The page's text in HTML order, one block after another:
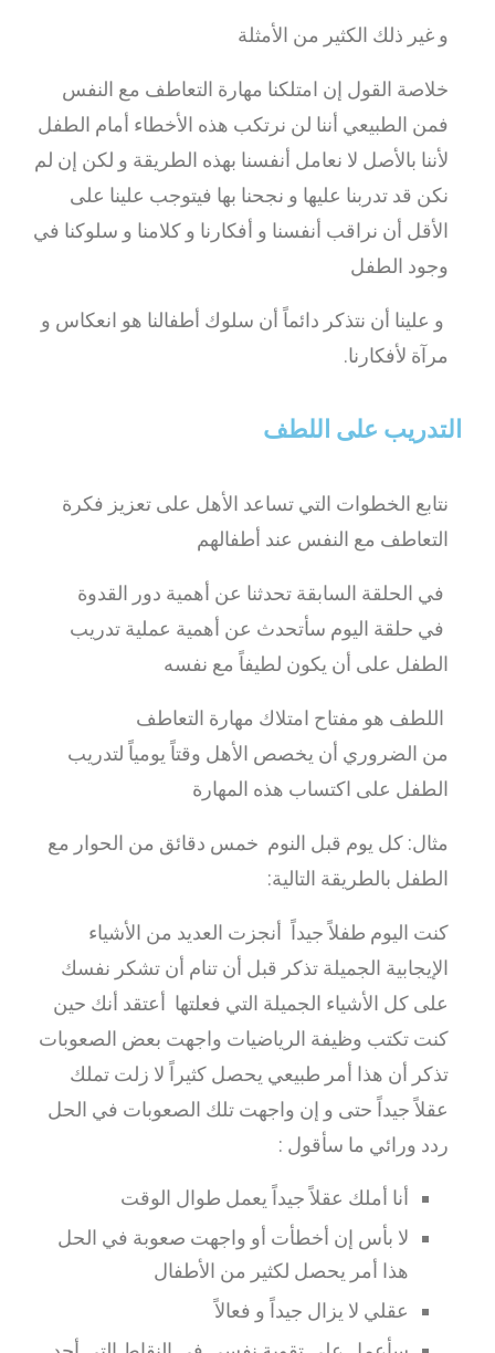
و غير ذلك الكثير من الأمثلة
خلاصة القول إن امتلكنا مهارة التعاطف مع النفس
فمن الطبيعي أننا لن نرتكب هذه الأخطاء أمام الطفل
لأننا بالأصل لا نعامل أنفسنا بهذه الطريقة و لكن إن لم
نكن قد تدربنا عليها و نجحنا بها فيتوجب علينا على
الأقل أن نراقب أنفسنا و أفكارنا و كلامنا و سلوكنا في
وجود الطفل
و علينا أن نتذكر دائماً أن سلوك أطفالنا هو انعكاس و
مرآة لأفكارنا.
التدريب على اللطف
نتابع الخطوات التي تساعد الأهل على تعزيز فكرة
التعاطف مع النفس عند أطفالهم
في الحلقة السابقة تحدثنا عن أهمية دور القدوة
في حلقة اليوم سأتحدث عن أهمية عملية تدريب
الطفل على أن يكون لطيفاً مع نفسه
اللطف هو مفتاح امتلاك مهارة التعاطف
من الضروري أن يخصص الأهل وقتاً يومياً لتدريب
الطفل على اكتساب هذه المهارة
مثال: كل يوم قبل النوم خمس دقائق من الحوار مع
الطفل بالطريقة التالية:
كنت اليوم طفلاً جيداً أنجزت العديد من الأشياء
الإيجابية الجميلة تذكر قبل أن تنام أن تشكر نفسك
على كل الأشياء الجميلة التي فعلتها أعتقد أنك حين
كنت تكتب وظيفة الرياضيات واجهت بعض الصعوبات
تذكر أن هذا أمر طبيعي يحصل كثيراً لا زلت تملك
عقلاً جيداً حتى و إن واجهت تلك الصعوبات في الحل
ردد ورائي ما سأقول :
أنا أملك عقلاً جيداً يعمل طوال الوقت
لا بأس إن أخطأت أو واجهت صعوبة في الحل
هذا أمر يحصل لكثير من الأطفال
عقلي لا يزال جيداً و فعالاً